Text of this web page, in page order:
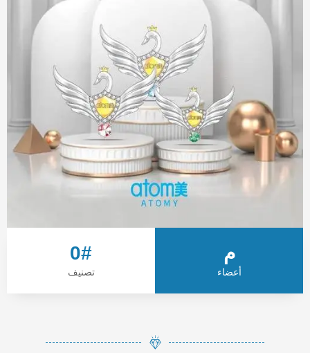
أوروبا
🇹🇷 تركيا
آسيا
🇰🇷 كوريا الجنوبية
🇰🇭 كمبوديا
أعضاء
م
تصنيف
#
0